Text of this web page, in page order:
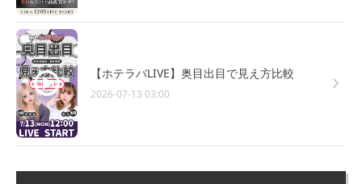
【ホテラバLIVE】奥目出目で見え方比較
2026-07-13 03:00